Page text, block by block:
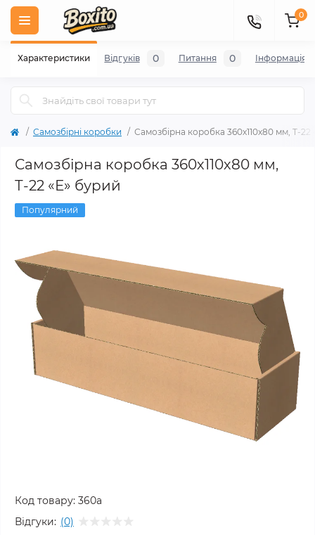
0
Самозбірні коробки Самозбірна коробка 360х110х80 мм, Т-22
Самозбірна коробка 360х110х80 мм,
Т-22 «Е» бурий
Популярний
Код товару: 360а
Відгуки: (0)
Характеристики Відгуків 0 Питання 0 Iнформація